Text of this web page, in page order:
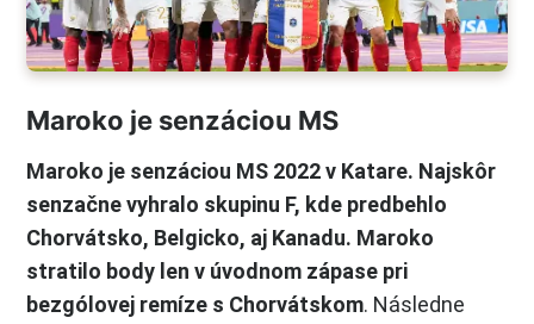
Maroko je senzáciou MS
Maroko je senzáciou MS 2022 v Katare. Najskôr
senzačne vyhralo skupinu F, kde predbehlo
Chorvátsko, Belgicko, aj Kanadu. Maroko
stratilo body len v úvodnom zápase pri
bezgólovej remíze s Chorvátskom. Následne